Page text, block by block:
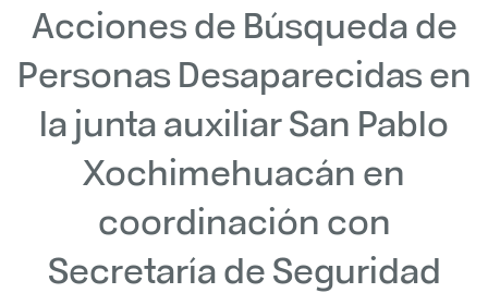
Acciones de Búsqueda de
Personas Desaparecidas en
la junta auxiliar San Pablo
Xochimehuacán en
coordinación con
Secretaría de Seguridad